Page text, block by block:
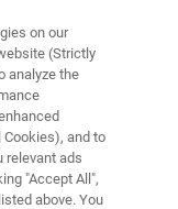
on our
(Strictly
analyze the
and to
relevant ads
"Accept All",
above. You